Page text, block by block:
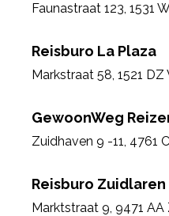
Faunastraat 123, 1531
Reisburo La Plaza
Markstraat 58, 1521 DZ
GewoonWeg
Zuidhaven 9 -11, 4761
Reisburo Zuidlaren
Marktstraat 9, 9471 AA